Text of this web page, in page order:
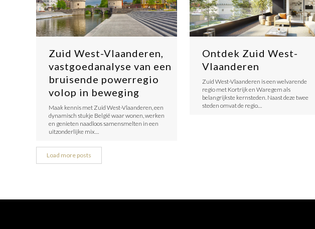
Zuid West-Vlaanderen,
vastgoedanalyse van een
bruisende powerregio
volop in beweging
Maak kennis met Zuid West-Vlaanderen, een
dynamisch stukje België waar wonen, werken
en genieten naadloos samensmelten in een
uitzonderlijke mix…
Ontdek Zuid West-
Vlaanderen
Zuid West-Vlaanderen is een welvarende
regio met Kortrijk en Waregem als
belangrijkste kernsteden. Naast deze twee
steden omvat de regio…
Load more posts